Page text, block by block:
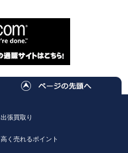
出張買取り
高く売れるポイント